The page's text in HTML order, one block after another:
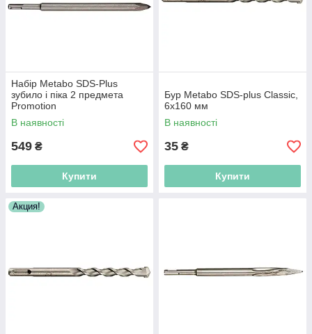
Набір Metabo SDS-Plus
зубило і піка 2 предмета
Promotion
В наявності
549 ₴
Купити
Бур Metabo SDS-plus Classic,
6х160 мм
В наявності
35 ₴
Купити
Акция!